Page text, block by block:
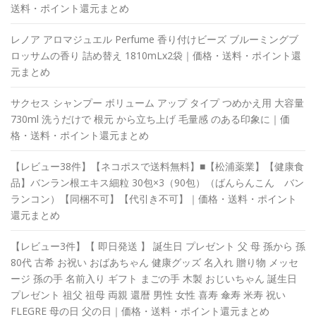
送料・ポイント還元まとめ
レノア アロマジュエル Perfume 香り付けビーズ ブルーミングブ
ロッサムの香り 詰め替え 1810mLx2袋｜価格・送料・ポイント還
元まとめ
サクセス シャンプー ボリューム アップ タイプ つめかえ用 大容量
730ml 洗うだけで 根元 から立ち上げ 毛量感 のある印象に｜価
格・送料・ポイント還元まとめ
【レビュー38件】【ネコポスで送料無料】■【松浦薬業】【健康食
品】バンラン根エキス細粒 30包×3（90包）（ばんらんこん バン
ランコン）【同梱不可】【代引き不可】｜価格・送料・ポイント
還元まとめ
【レビュー3件】【 即日発送 】 誕生日 プレゼント 父 母 孫から 孫
80代 古希 お祝い おばあちゃん 健康グッズ 名入れ 贈り物 メッセ
ージ 孫の手 名前入り ギフト まごの手 木製 おじいちゃん 誕生日
プレゼント 祖父 祖母 両親 還暦 男性 女性 喜寿 傘寿 米寿 祝い
FLEGRE 母の日 父の日｜価格・送料・ポイント還元まとめ